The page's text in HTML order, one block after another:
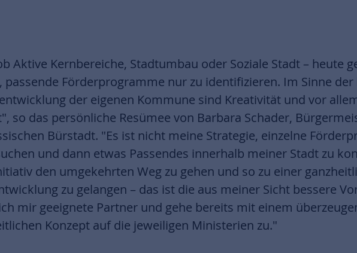
Aktive Kernbereiche, Stadtumbau oder Soziale Stadt – heute
passende Förderprogramme nur zu identifizieren. Im Sinne
der eigenen Kommune sind Kreativität und vor
so das persönliche Resümee von Barbara Schader,
Bürstadt. "Es ist nicht meine Strategie, einzelne
und dann etwas Passendes innerhalb meiner Stadt zu
den umgekehrten Weg zu gehen und so zu einer
zu gelangen – das ist die aus meiner Sicht bessere
mir geeignete Partner und gehe bereits mit einem
Konzept auf die jeweiligen Ministerien zu."